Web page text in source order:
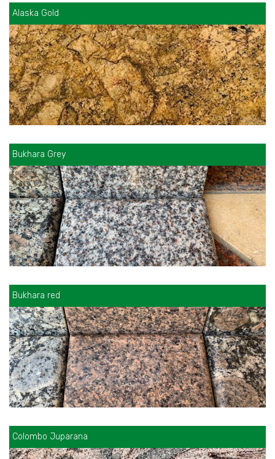
Alaska Gold
Bukhara Grey
Bukhara red
Colombo Juparana